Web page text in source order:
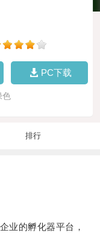
PC下载
色
排行
的孵化器平台，